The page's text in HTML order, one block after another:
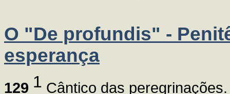
O "De profundis" -
esperança
129 1 Cântico das